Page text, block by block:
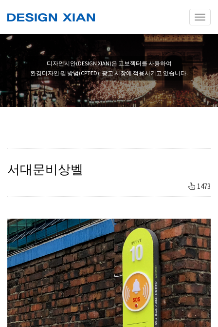
디자인시안(DESIGN XIAN)은 고보젝터를 사용하여
환경디자인 및 방범(CPTED), 광고 시장에 적용시키고 있습니다.
서대문비상벨
1473